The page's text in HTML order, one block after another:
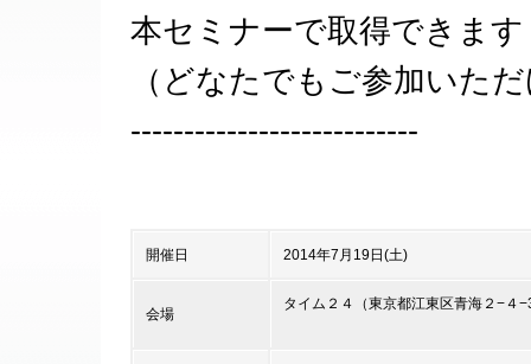
本セミナーで取得できます
（どなたでもご参加いた
---------------------------
開催日 2014年7月19日(土)
会場
タイム２４（東京都江東区青海２−４